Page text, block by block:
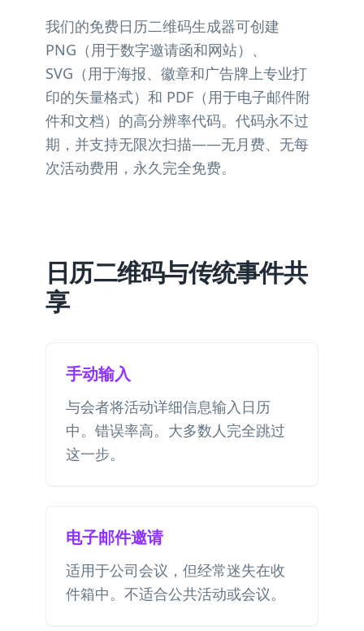
我们的免费日历二维码生成器可创建
PNG（用于数字邀请函和网站）、
SVG（用于海报、徽章和广告牌上专业打
印的矢量格式）和 PDF（用于电子邮件附
件和文档）的高分辨率代码。代码永不过
期，并支持无限次扫描——无月费、无每
次活动费用，永久完全免费。
日历二维码与传统事件共
享
手动输入
与会者将活动详细信息输入日历
中。错误率高。大多数人完全跳过
这一步。
电子邮件邀请
适用于公司会议，但经常迷失在收
件箱中。不适合公共活动或会议。